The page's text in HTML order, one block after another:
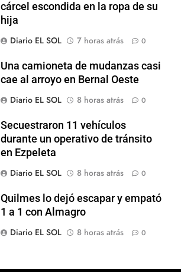
cárcel escondida en la ropa de su
hija
Diario EL SOL
7 horas atrás 0
Una camioneta de mudanzas casi
cae al arroyo en Bernal Oeste
Diario EL SOL
8 horas atrás 0
Secuestraron 11 vehículos
durante un operativo de tránsito
en Ezpeleta
Diario EL SOL
8 horas atrás 0
Quilmes lo dejó escapar y empató
1 a 1 con Almagro
Diario EL SOL
8 horas atrás 0